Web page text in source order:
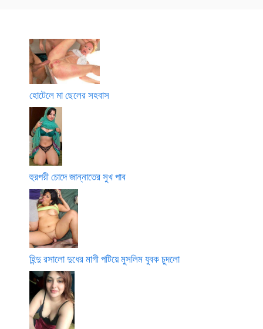
হোটেলে মা ছেলের সহবাস
হুরপরী চোদে জান্নাতের সুখ পাব
হিন্দু রসালো দুধের মাগী পটিয়ে মুসলিম যুবক চুদলো